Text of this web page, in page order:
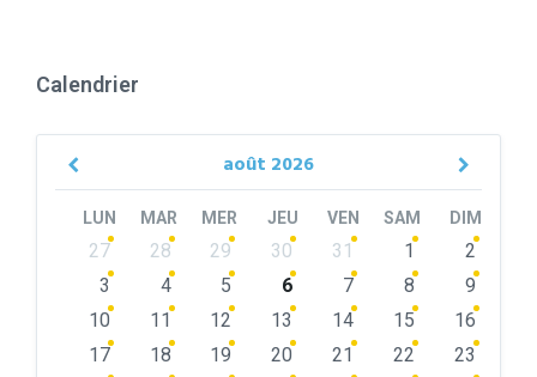
Calendrier
août 2026
Previous
LUN MAR MER JEU VEN SAM DIM
Skip
calendar
27 28 29 30 31 1
2
3
4 5 6 7 8
9
10
11 12 13 14 15
16
17
18 19 20 21 22
23